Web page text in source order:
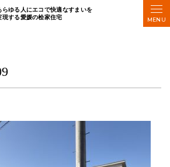
らゆる人にエコで快適なすまいを
現する愛媛の桧家住宅